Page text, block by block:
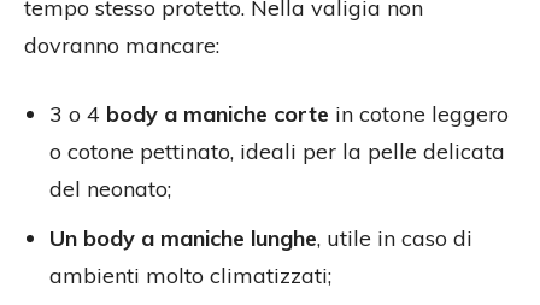
tempo stesso protetto. Nella valigia non
dovranno mancare:
3 o 4 body a maniche corte in cotone leggero
o cotone pettinato, ideali per la pelle delicata
del neonato;
Un body a maniche lunghe, utile in caso di
ambienti molto climatizzati;